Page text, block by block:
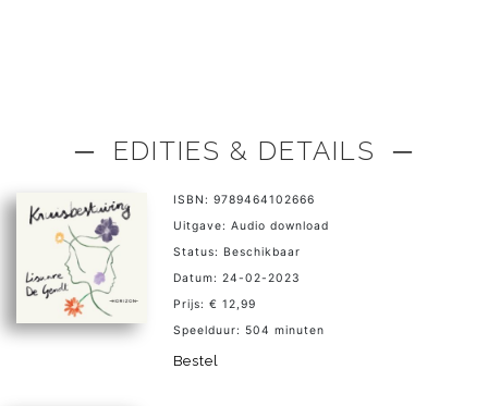
─ EDITIES & DETAILS ─
ISBN: 9789464102666
Uitgave: Audio download
Status: Beschikbaar
Datum: 24-02-2023
Prijs: € 12,99
Speelduur: 504 minuten
Bestel